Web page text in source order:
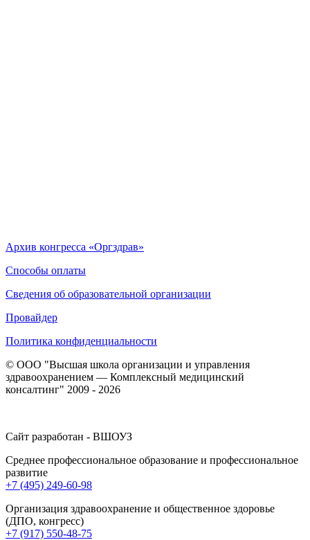
Архив конгресса «Оргздрав»
Способы оплаты
Сведения об образовательной организации
Провайдер
Политика конфиденциальности
© ООО "Высшая школа организации и управления
здравоохранением — Комплексный медицинский
консалтинг" 2009 - 2026
Сайт разработан - ВШОУЗ
Среднее профессиональное образование и профессиональное
развитие
+7 (495) 249-60-98
Организация здравоохранение и общественное здоровье
(ДПО, конгресс)
+7 (917) 550-48-75